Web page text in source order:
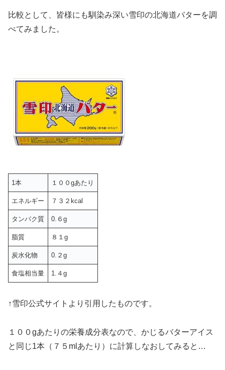
比較として、皆様にも馴染み深い雪印の北海道バターを調
べてみました。
1本 １００gあたり
エネルギー ７３２kcal
タンパク質 0.６g
脂質 ８１g
炭水化物 0.２g
食塩相当量 1.４g
↑雪印公式サイトより引用したものです。
１００gあたりの栄養成分表なので、かじるバターアイス
と同じ1本（７５mlあたり）に計算しなおしてみると…